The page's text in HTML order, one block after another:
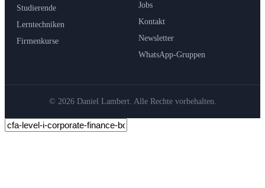
Studierende
Lerntechniken
Firmenkurse
Jobs
Kontakt
Newsletter
WhatsApp-Gruppen
© 2026 Daniel Lambert. Alle Rechte vorbehalten.